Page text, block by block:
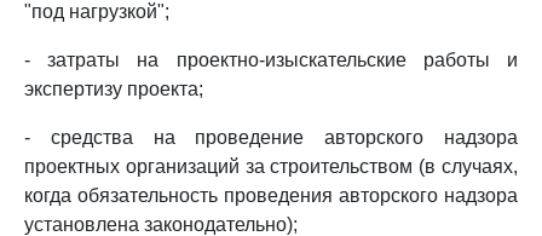
"под нагрузкой";
- затраты на проектно-изыскательские работы и
экспертизу проекта;
- средства на проведение авторского надзора
проектных организаций за строительством (в случаях,
когда обязательность проведения авторского надзора
установлена законодательно);